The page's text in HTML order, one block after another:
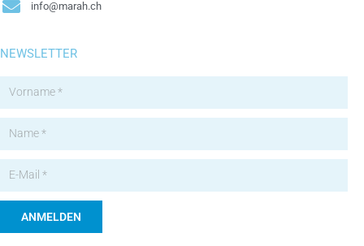
info@marah.ch
NEWSLETTER
ANMELDEN